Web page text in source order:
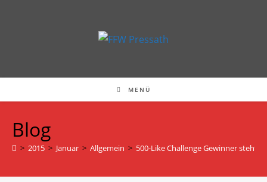
MENÜ
Blog
> 2015 > Januar > Allgemein > 500-Like Challenge Gewinner steht